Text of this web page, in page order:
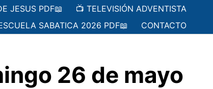
JESUS PDF📖
📺 TELEVISIÓN ADVENTISTA
SABATICA 2026 PDF📖 CONTACTO
26 de mayo